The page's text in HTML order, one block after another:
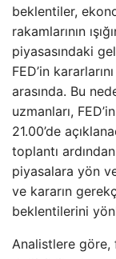
beklentiler,
rakamlarının
piyasasındaki
FED’in
arasında. Bu
uzmanları,
21.00’de
toplantı
piyasalara yön
ve kararın
beklentilerini
Analistlere göre,